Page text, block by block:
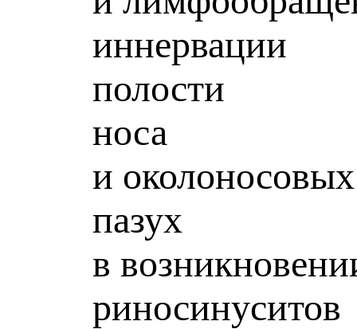
иннервации
полости
носа
и околоносовых
пазух
в
риносинуситов